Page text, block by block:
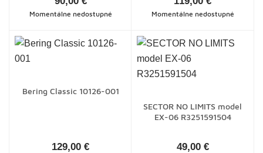
Momentálne nedostupné Momentálne nedostupné
Bering Classic 10126-001
129,00 €
SECTOR NO LIMITS model
EX-06 R3251591504
49,00 €